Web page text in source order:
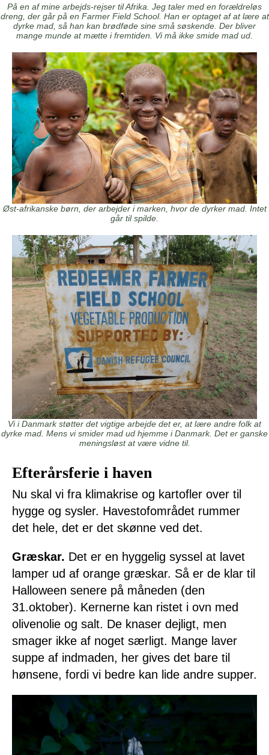
På en af mine arbejds-rejser til Afrika. Jeg taler med en forældreløs
dreng, der går på en Farmer Field School. Han er optaget af at lære at
dyrke mad, så han kan brødføde sine små søskende. Der bliver
mange munde at mætte i fremtiden. Vi må ikke smide mad ud.
Øst-afrikanske børn, der arbejder i marken, hvor de dyrker mad. Intet
går til spilde.
Vi i Danmark støtter det vigtige arbejde det er, at lære andre folk at
dyrke mad. Mens vi smider mad ud hjemme i Danmark. Det er ganske
meningsløst at være vidne til.
Efterårsferie i haven
Nu skal vi fra klimakrise og kartofler over til
hygge og sysler. Havestofområdet rummer
det hele, det er det skønne ved det.
Græskar. Det er en hyggelig syssel at lavet
lamper ud af orange græskar. Så er de klar til
Halloween senere på måneden (den
31.oktober). Kernerne kan ristet i ovn med
olivenolie og salt. De knaser dejligt, men
smager ikke af noget særligt. Mange laver
suppe af indmaden, her gives det bare til
hønsene, fordi vi bedre kan lide andre supper.